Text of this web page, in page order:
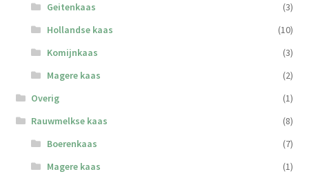
Geitenkaas
(3)
Hollandse kaas
(10)
Komijnkaas
(3)
Magere kaas
(2)
Overig
(1)
Rauwmelkse kaas
(8)
Boerenkaas
(7)
Magere kaas
(1)